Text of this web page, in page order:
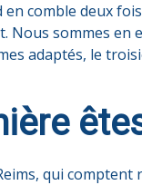
comble deux
Nous sommes
adaptés, le
qui